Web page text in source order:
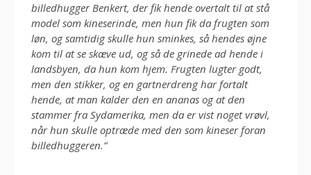
billedhugger Benkert, der fik hende overtalt til at stå
model som kineserinde, men hun fik da frugten som
løn, og samtidig skulle hun sminkes, så hendes øjne
kom til at se skæve ud, og så de grinede ad hende i
landsbyen, da hun kom hjem. Frugten lugter godt,
men den stikker, og en gartnerdreng har fortalt
hende, at man kalder den en ananas og at den
stammer fra Sydamerika, men da er vist noget vrøvl,
når hun skulle optræde med den som kineser foran
billedhuggeren.”